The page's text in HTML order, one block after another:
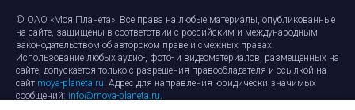
© ОАО «Моя Планета». Все права на любые материалы, опубликованные
на сайте, защищены в соответствии с российским и международным
законодательством об авторском праве и смежных правах.
Использование любых аудио-, фото- и видеоматериалов, размещенных на
сайте, допускается только с разрешения правообладателя и ссылкой на
сайт moya-planeta.ru. Адрес для направления юридически значимых
сообщений: info@moya-planeta.ru.